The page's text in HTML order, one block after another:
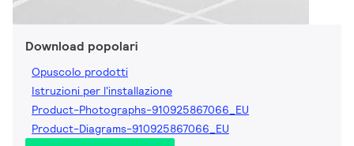
Download popolari
Opuscolo prodotti
Istruzioni per l'installazione
Product-Photographs-910925867066_EU
Product-Diagrams-910925867066_EU